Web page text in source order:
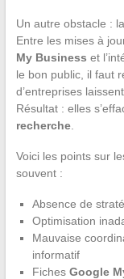
Un autre obstacle :
Entre les mises à
My Business et
le bon public, il faut
d’entreprises
Résultat : elles
recherche.
Voici les points sur
souvent :
Absence de
Optimisation
Mauvaise
informatif
Fiches Google